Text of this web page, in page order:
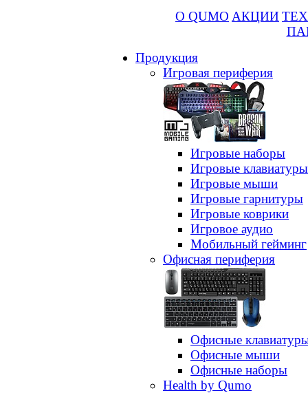
О QUMO АКЦИИ
Продукция
Игровая периферия
Игровые наборы
Игровые клавиатуры
Игровые мыши
Игровые гарнитуры
Игровые коврики
Игровое аудио
Мобильный гейминг
Офисная периферия
Офисные
Офисные мыши
Офисные наборы
Health by Qumo